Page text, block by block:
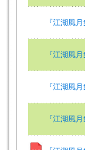
『江湖風
『江湖風
『江湖風
『江湖風